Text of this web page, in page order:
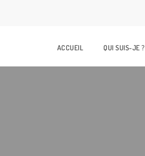
ACCUEIL QUI SUIS-JE ?